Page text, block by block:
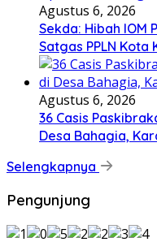
Agustus 6, 2026
Sekda: Hibah IOM
Satgas PPLN Kota
Agustus 6, 2026
36 Casis
Desa Bahagia,
Selengkapnya
Pengunjung